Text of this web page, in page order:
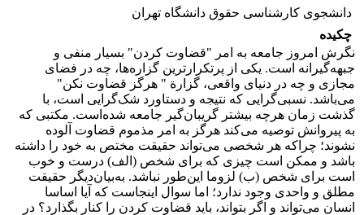
دانشجوی کارشناسی حقوق دانشگاه تهران
چکیده
نگرش امروز جامعه به امر "قضاوت کردن" بسیار منفی و
جبهه‌گیرانه است. یکی از پرتکرارترین گزاره‌ها، چه در فضای
مجازی و چه در دنیای واقعی، گزارة " هرگز قضاوت نکن"
می‌باشد. نسبی‌گرایی که نتیجه و دستاورد شک‌گرایی است، با
گذشت زمان هرچه بیشتر گریبان‌گیر جامعه شده‌است. مکتبی که
به پیروانش توصیه می‌کند هرگز به امر مذموم قضاوت آلوده
نشوند؛ چراکه هر شخصی می‌تواند حقیقت مختص به خود را داشته
باشد و ممکن است چیزی که برای شخص (الف) درست و خوب
است برای شخص (ب) لزوما این‌طور نباشد. به‌بیان‌دیگر حقیقت
مطلق و واحدی وجود ندارد؛ اما سوال اینجاست که آیا اساسا
انسان می‌تواند و اگر بتواند، باید قضاوت کردن را کنار بگذارد؟ در